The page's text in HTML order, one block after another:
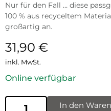
Nur für den Fall … diese
100 % aus recyceltem
großartig an.
31,90 €
inkl. MwSt.
Online verfügbar
In den